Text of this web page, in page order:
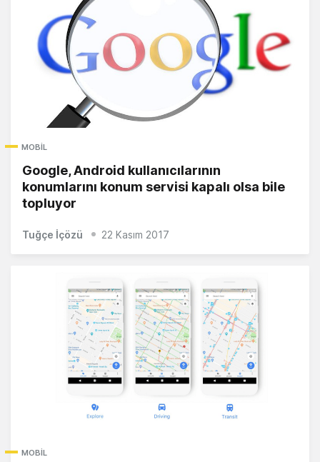
MOBIL
Google, Android kullanıcılarının
konumlarını konum servisi kapalı olsa bile
topluyor
Tuğçe İçözü 22 Kasım 2017
MOBIL